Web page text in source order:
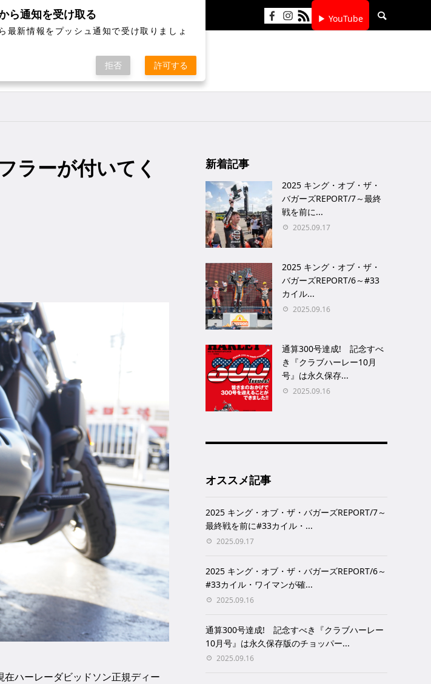
▶ YouTube
ラーが付いてく
ハーレーダビッドソン正規ディー
新着記事
2025 キング・オブ・ザ・
バガーズREPORT/7～最終
戦を前に...
2025.09.17
2025 キング・オブ・ザ・
バガーズREPORT/6～#33
カイル...
2025.09.16
通算300号達成! 記念すべ
き『クラブハーレー10月
号』は永久保存...
2025.09.16
オススメ記事
2025 キング・オブ・ザ・バガーズREPORT/7～
最終戦を前に#33カイル・...
2025.09.17
2025 キング・オブ・ザ・バガーズREPORT/6～
#33カイル・ワイマンが確...
2025.09.16
通算300号達成! 記念すべき『クラブハーレー
10月号』は永久保存版のチョッパー...
2025.09.16
ら通知を受け取る
最新情報をプッシュ通知で受け取りましょ
拒否 許可する